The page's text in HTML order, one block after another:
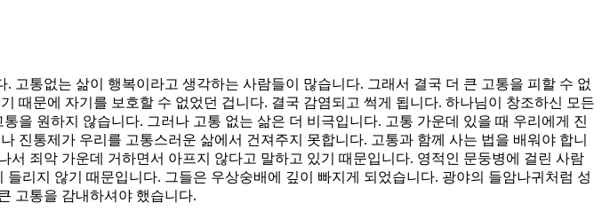
통없는 삶이 행복이라고 생각하는 사람들이 많습니다. 그래서 결국 더 큰 고통을 피할 수 없
때문에 자기를 보호할 수 없었던 겁니다. 결국 감염되고 썩게 됩니다. 하나님이 창조하신 모든
을 원하지 않습니다. 그러나 고통 없는 삶은 더 비극입니다. 고통 가운데 있을 때 우리에게 진
진통제가 우리를 고통스러운 삶에서 건져주지 못합니다. 고통과 함께 사는 법을 배워야 합니
죄악 가운데 거하면서 아프지 않다고 말하고 있기 때문입니다. 영적인 문둥병에 걸린 사람
리지 않기 때문입니다. 그들은 우상숭배에 깊이 빠지게 되었습니다. 광야의 들암나귀처럼 성
고통을 감내하셔야 했습니다.